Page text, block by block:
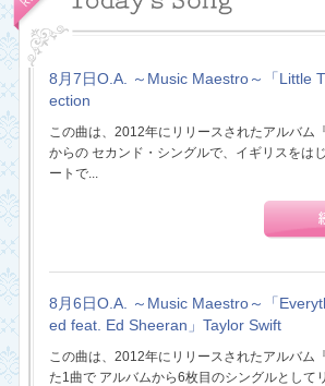
8月7日O.A. ～Music Maestro～「Little
ection
この曲は、2012年にリリースされたアルバム
からの セカンド・シングルで、イギリスをは
ートで...
8月6日O.A. ～Music Maestro～「
ed feat. Ed Sheeran」Taylor Swift
この曲は、2012年にリリースされたアルバム
た1曲で アルバムから6枚目のシングルとして